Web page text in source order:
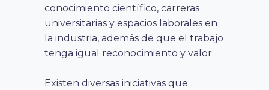
conocimiento científico, carreras
universitarias y espacios laborales en
la industria, además de que el trabajo
tenga igual reconocimiento y valor.
Existen diversas iniciativas que